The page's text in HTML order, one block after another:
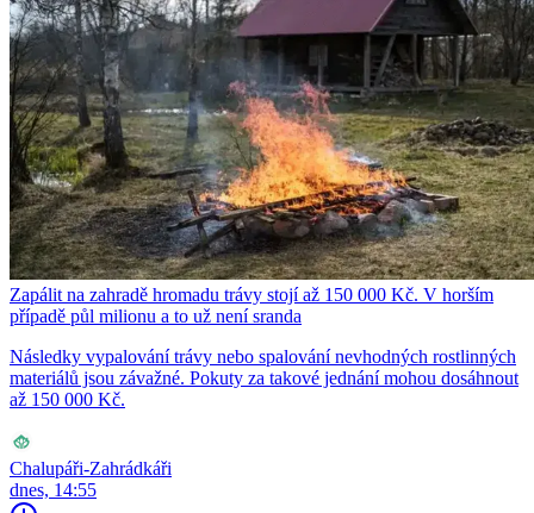
Zapálit na zahradě hromadu trávy stojí až 150 000 Kč. V horším
případě půl milionu a to už není sranda
Následky vypalování trávy nebo spalování nevhodných rostlinných
materiálů jsou závažné. Pokuty za takové jednání mohou dosáhnout
až 150 000 Kč.
Chalupáři-Zahrádkáři
dnes, 14:55